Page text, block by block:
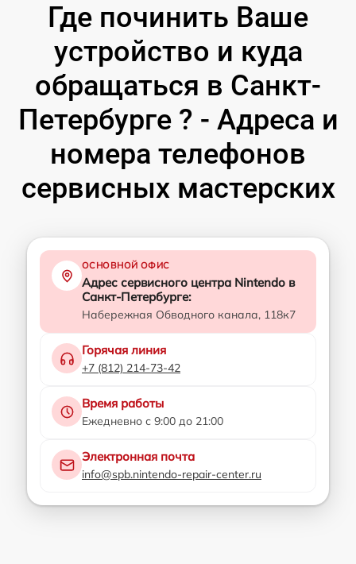
Где починить Ваше
устройство и куда
обращаться в Санкт-
Петербурге ? - Адреса и
номера телефонов
сервисных мастерских
ОСНОВНОЙ ОФИС
Адрес сервисного центра Nintendo в
Санкт-Петербурге:
Набережная Обводного канала, 118к7
Горячая линия
+7 (812) 214-73-42
Время работы
Ежедневно с 9:00 до 21:00
Электронная почта
info@spb.nintendo-repair-center.ru